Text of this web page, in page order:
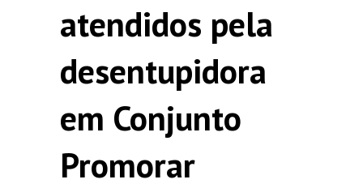
atendidos pela
desentupidora
em Conjunto
Promorar